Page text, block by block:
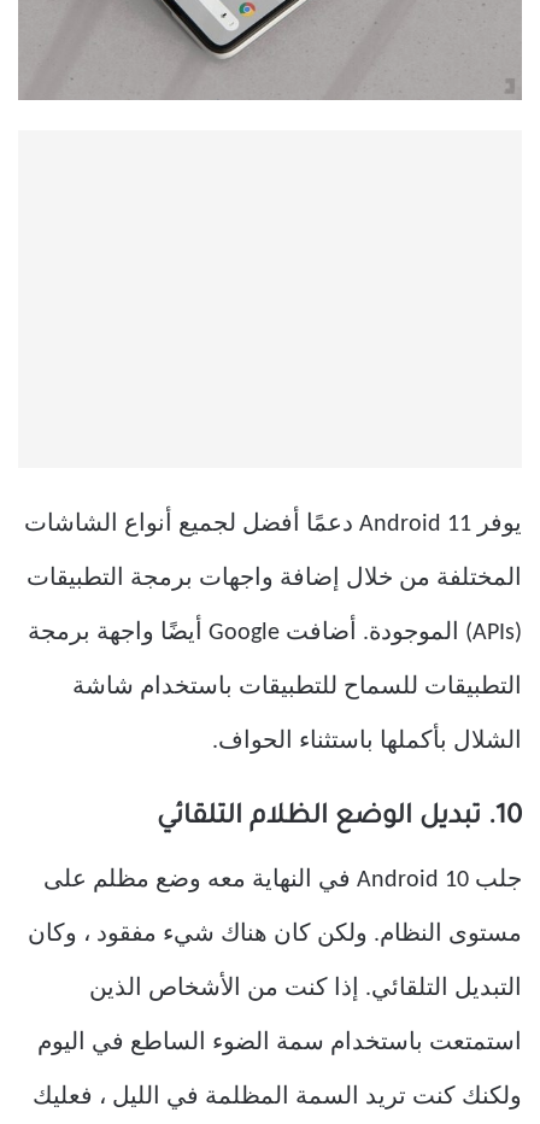
يوفر Android 11 دعمًا أفضل لجميع أنواع الشاشات
المختلفة من خلال إضافة واجهات برمجة التطبيقات
(APIs) الموجودة. أضافت Google أيضًا واجهة برمجة
التطبيقات للسماح للتطبيقات باستخدام شاشة
الشلال بأكملها باستثناء الحواف.
10. تبديل الوضع الظلام التلقائي
جلب Android 10 في النهاية معه وضع مظلم على
مستوى النظام. ولكن كان هناك شيء مفقود ، وكان
التبديل التلقائي. إذا كنت من الأشخاص الذين
استمتعت باستخدام سمة الضوء الساطع في اليوم
ولكنك كنت تريد السمة المظلمة في الليل ، فعليك